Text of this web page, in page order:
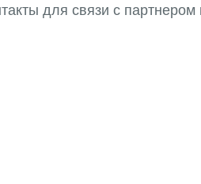
для связи с